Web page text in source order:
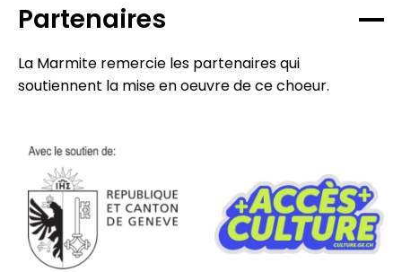
Partenaires
La Marmite remercie les partenaires qui
soutiennent la mise en oeuvre de ce choeur.